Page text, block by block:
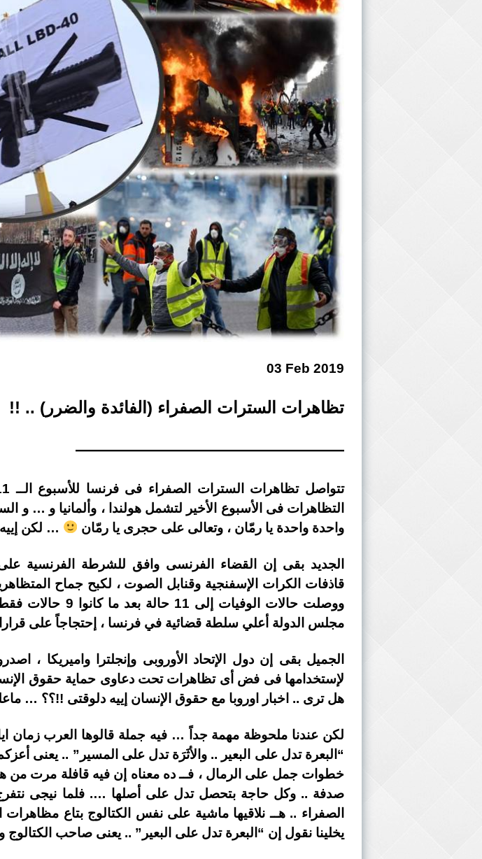
03 Feb 2019
تظاهرات السترات الصفراء (الفائدة والضرر) .. !!
————————————————
التظاهرات فى الأسبوع الأخير لتشمل هولندا ، وألمانيا و … و
واحدة واحدة يا رمّان ، وتعالى على حجرى يا رمّان
… لكن
الجديد بقى إن القضاء الفرنسى وافق للشرطة الفرنسية
قاذفات الكرات الإسفنجية وقنابل الصوت ، لكبح جماح
ووصلت حالات
مجلس الدولة أعلي سلطة قضائية في فرنسا ، إحتجاجاً على
هل ترى .. اخبار اوروبا مع حقوق الإنسان إييه دلوقتى !!؟؟ …
لكن عندنا ملحوظة مهمة جداً … فيه جملة قالوها العرب زمان
“البعرة تدل على البعير .. والأثَرَة تدل على المسير” .. يعنى
خطوات جمل على الرمال ، فــ ده معناه إن فيه قافلة مرت من
صدفة .. وكل حاجة بتحصل تدل على أصلها …. فلما نيجى
الصفراء .. هــ نلاقيها ماشية على نفس الكتالوج بتاع
يخلينا نقول إن “البعرة تدل على البعير” .. يعنى صاحب الكتالوج